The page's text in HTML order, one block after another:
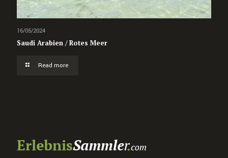
16/05/2024
Saudi Arabien / Rotes Meer
Read more